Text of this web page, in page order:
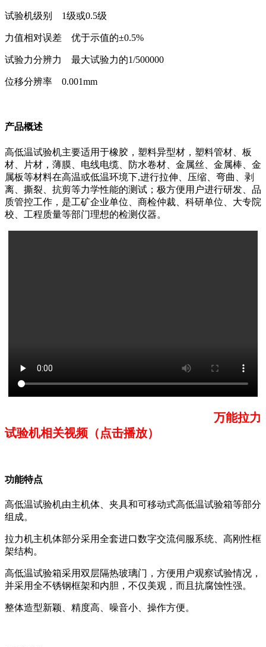
试验机级别 1级或0.5级
力值相对误差 优于示值的±0.5%
试验力分辨力 最大试验力的1/500000
位移分辨率 0.001mm
产品概述
高低温试验机主要适用于橡胶，塑料异型材，塑料管材、板
材、片材，薄膜、电线电缆、防水卷材、金属丝、金属棒、金
属板等材料在高温或低温环境下,进行拉伸、压缩、弯曲、剥
离、撕裂、抗剪等力学性能的测试；极方便用户进行研发、品
质管控工作，是工矿企业单位、商检仲裁、科研单位、大专院
校、工程质量等部门理想的检测仪器。
万能拉力
试验机相关视频（点击播放）
功能特点
高低温试验机由主机体、夹具和可移动式高低温试验箱等部分
组成。
拉力机主机体部分采用全套进口数字交流伺服系统、高刚性框
架结构。
高低温试验箱采用双层隔热玻璃门，方便用户观察试验情况，
并采用全不锈钢框架和内胆，不仅美观，而且抗腐蚀性强。
整体造型新颖、精度高、噪音小、操作方便。